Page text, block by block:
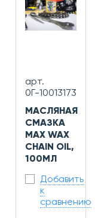
арт.
0Г-10013173
МАСЛЯНАЯ
СМАЗКА
MAX WAX
CHAIN OIL,
100МЛ
Добавить
к
сравнению